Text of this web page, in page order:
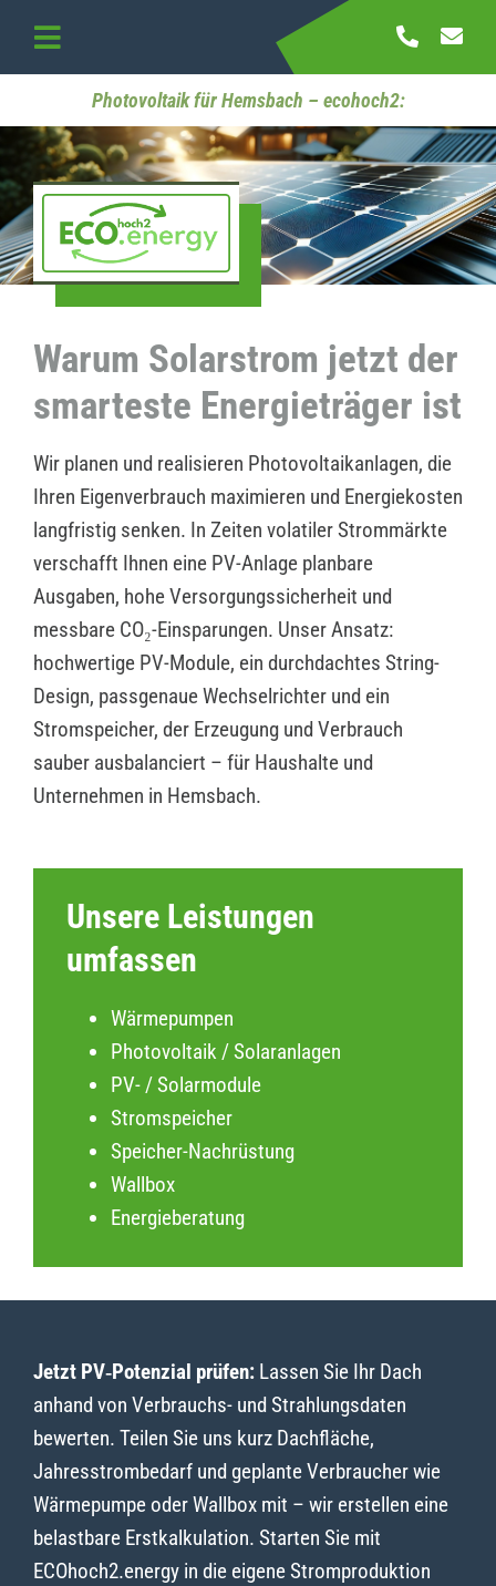
content
Toggle
Navigation
Startseite
Referenzen
Kontakt
Photovoltaik für Hemsbach – ecohoch2:
Warum Solarstrom jetzt der
smarteste Energieträger ist
Wir planen und realisieren Photovoltaikanlagen, die
Ihren Eigenverbrauch maximieren und Energiekosten
langfristig senken. In Zeiten volatiler Strommärkte
verschafft Ihnen eine PV-Anlage planbare
Ausgaben, hohe Versorgungssicherheit und
messbare CO₂-Einsparungen. Unser Ansatz:
hochwertige PV-Module, ein durchdachtes String-
Design, passgenaue Wechselrichter und ein
Stromspeicher, der Erzeugung und Verbrauch
sauber ausbalanciert – für Haushalte und
Unternehmen in Hemsbach.
Unsere Leistungen
umfassen
Wärmepumpen
Photovoltaik / Solaranlagen
PV- / Solarmodule
Stromspeicher
Speicher-Nachrüstung
Wallbox
Energieberatung
Jetzt PV‑Potenzial prüfen:Lassen Sie Ihr Dach
anhand von Verbrauchs- und Strahlungsdaten
bewerten. Teilen Sie uns kurz Dachfläche,
Jahresstrombedarf und geplante Verbraucher wie
Wärmepumpe oder Wallbox mit – wir erstellen eine
belastbare Erstkalkulation. Starten Sie mit
ECOhoch2.energy in die eigene Stromproduktion